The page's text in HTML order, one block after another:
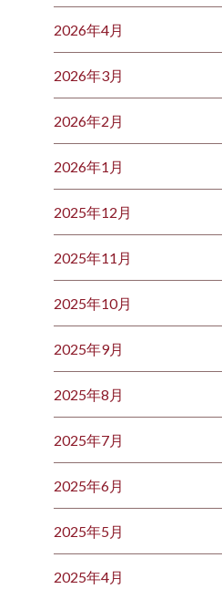
2026年4月
2026年3月
2026年2月
2026年1月
2025年12月
2025年11月
2025年10月
2025年9月
2025年8月
2025年7月
2025年6月
2025年5月
2025年4月